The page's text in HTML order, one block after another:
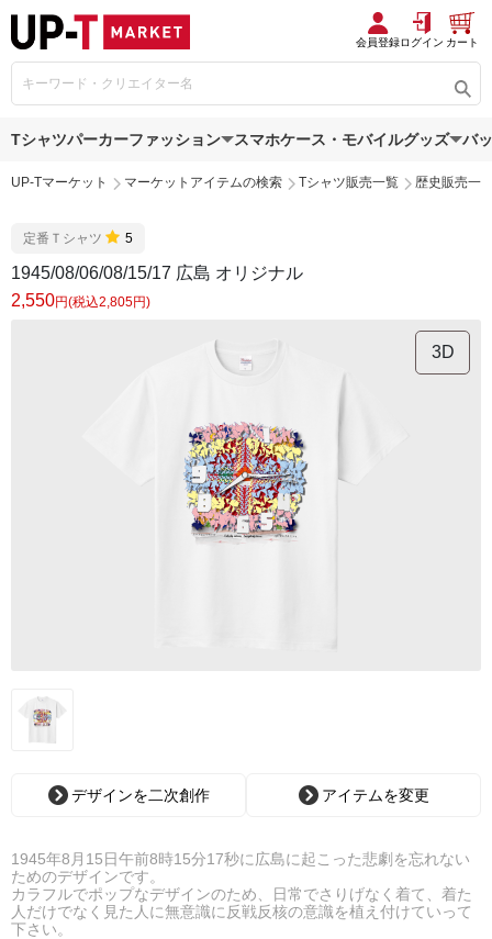
会員登録ログイン カート
Tシャツパーカーファッション スマホケース・モバイルグッズ バ
UP-Tマーケット マーケットアイテムの検索 Tシャツ販売一覧 歴史販売一
定番Ｔシャツ 5
1945/08/06/08/15/17 広島 オリジナル
2,550円(税込2,805円)
3D
デザインを二次創作 アイテムを変更
1945年8月15日午前8時15分17秒に広島に起こった悲劇を忘れない
ためのデザインです。
カラフルでポップなデザインのため、日常でさりげなく着て、着た
人だけでなく見た人に無意識に反戦反核の意識を植え付けていって
下さい。